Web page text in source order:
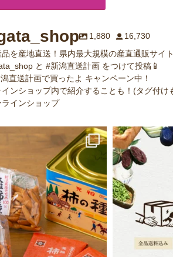
1,880
16,730
品を産地直送！県内最大規模の産直通販サイ
と #新潟直送計画 をつけて投稿📱
直送計画で買ったよ キャンペーン中！
インショップ内で紹介することも！(タグ付け
インショップ